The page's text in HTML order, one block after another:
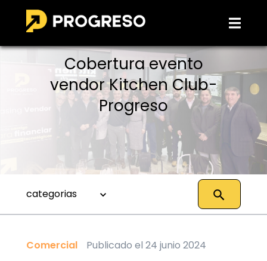
Cobertura evento
vendor Kitchen Club-
Progreso
categorias
Comercial Publicado el 24 junio 2024